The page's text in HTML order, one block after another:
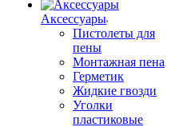
Аксессуары
Пистолеты для
пены
Монтажная пена
Герметик
Жидкие гвозди
Уголки
пластиковые